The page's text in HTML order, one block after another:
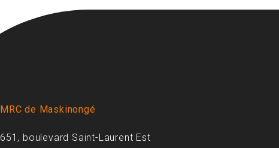
MRC de Maskinongé
651, boulevard Saint-Laurent Est